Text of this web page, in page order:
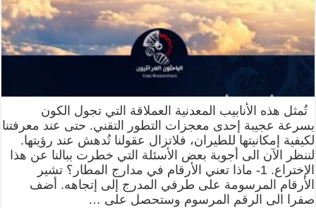
تُمثل هذه الأنابيب المعدنية العملاقة التي تجول الكون
بسرعة عجيبة إحدى معجزات التطور التقني. حتى عند معرفتنا
لكيفية إمكانيتها للطيران، فلاتزال عقولنا تُدهش عند رؤيتها.
لننظر الآن الى أجوبة بعض الأسئلة التي خطرت ببالنا عن هذا
الإختراع. 1- ماذا تعني الأرقام في مدارج المطار؟ تشير
الأرقام المرسومة على طرفي المدرج إلى إتجاهه. أضف
صفرا الى الرقم المرسوم وستحصل على …